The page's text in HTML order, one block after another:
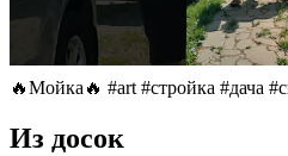
🔥Мойка🔥 #art #стройка #дача
Из досок